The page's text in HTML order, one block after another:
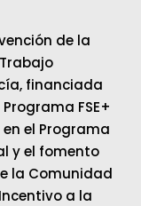
de la
financiada
FSE+
el Programa
y el fomento
la Comunidad
a la